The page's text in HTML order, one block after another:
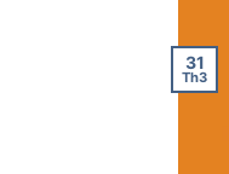
31
Th3